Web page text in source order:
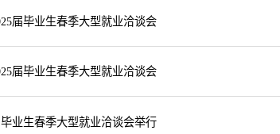
届毕业生春季大型就业洽谈会
届毕业生春季大型就业洽谈会
业生春季大型就业洽谈会举行